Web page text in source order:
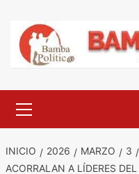
contenido
principal
INICIO 2026 MARZO 3
ACORRALAN A LÍDERES